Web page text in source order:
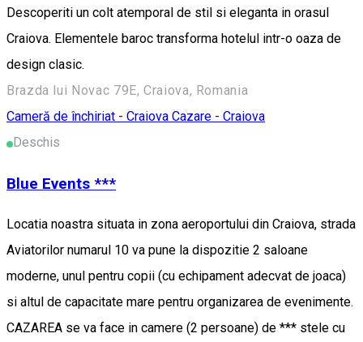
Descoperiti un colt atemporal de stil si eleganta in orasul
Craiova. Elementele baroc transforma hotelul intr-o oaza de
design clasic.
Brazda lui Novac 79E, Craiova, Romania
Cameră de închiriat - Craiova Cazare - Craiova
Deschis
Blue Events ***
Locatia noastra situata in zona aeroportului din Craiova, strada
Aviatorilor numarul 10 va pune la dispozitie 2 saloane
moderne, unul pentru copii (cu echipament adecvat de joaca)
si altul de capacitate mare pentru organizarea de evenimente.
CAZAREA se va face in camere (2 persoane) de *** stele cu